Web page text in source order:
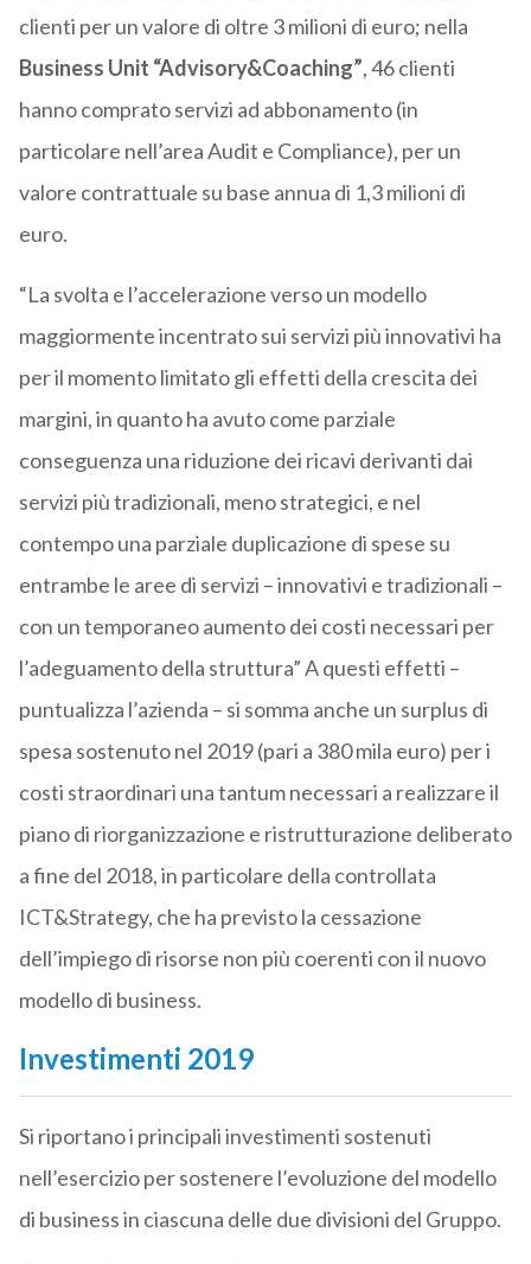
clienti per un valore di oltre 3 milioni di euro; nella
Business Unit “Advisory&Coaching”, 46 clienti
hanno comprato servizi ad abbonamento (in
particolare nell’area Audit e Compliance), per un
valore contrattuale su base annua di 1,3 milioni di
euro.
“La svolta e l’accelerazione verso un modello
maggiormente incentrato sui servizi più innovativi ha
per il momento limitato gli effetti della crescita dei
margini, in quanto ha avuto come parziale
conseguenza una riduzione dei ricavi derivanti dai
servizi più tradizionali, meno strategici, e nel
contempo una parziale duplicazione di spese su
entrambe le aree di servizi – innovativi e tradizionali –
con un temporaneo aumento dei costi necessari per
l’adeguamento della struttura” A questi effetti –
puntualizza l’azienda – si somma anche un surplus di
spesa sostenuto nel 2019 (pari a 380 mila euro) per i
costi straordinari una tantum necessari a realizzare il
piano di riorganizzazione e ristrutturazione deliberato
a fine del 2018, in particolare della controllata
ICT&Strategy, che ha previsto la cessazione
dell’impiego di risorse non più coerenti con il nuovo
modello di business.
Investimenti 2019
Si riportano i principali investimenti sostenuti
nell’esercizio per sostenere l’evoluzione del modello
di business in ciascuna delle due divisioni del Gruppo.